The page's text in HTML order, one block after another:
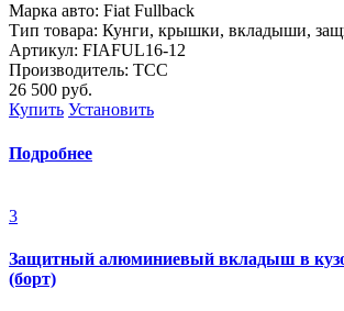
Марка авто: Fiat Fullback
Тип товара: Кунги, крышки, вкладыши,
Артикул: FIAFUL16-12
Производитель: ТСС
26 500 руб.
Купить Установить
Подробнее
3
Защитный алюминиевый вкладыш в
(борт)